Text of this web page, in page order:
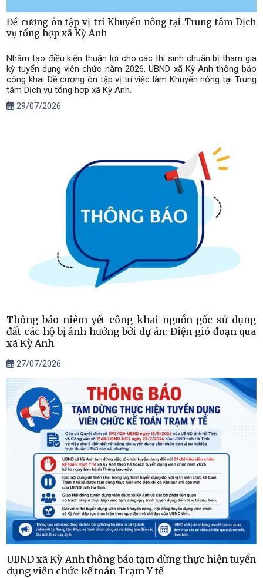
Đề cương ôn tập vị trí Khuyến nông tại Trung tâm Dịch
vụ tổng hợp xã Kỳ Anh
Nhằm tạo điều kiện thuận lợi cho các thí sinh chuẩn bị tham gia
kỳ tuyển dụng viên chức năm 2026, UBND xã Kỳ Anh thông báo
công khai Đề cương ôn tập vị trí việc làm Khuyến nông tại Trung
tâm Dịch vụ tổng hợp xã Kỳ Anh.
29/07/2026
Thông báo niêm yết công khai nguồn gốc sử dụng
đất các hộ bị ảnh hưởng bởi dự án: Điện gió đoạn qua
xã Kỳ Anh
27/07/2026
UBND xã Kỳ Anh thông báo tạm dừng thực hiện tuyển
dụng viên chức kế toán Trạm Y tế